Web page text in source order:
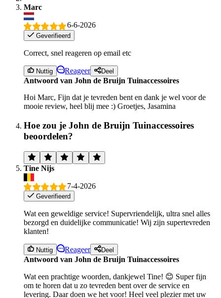
Marc
6-6-2026
Geverifieerd
Correct, snel reageren op email etc
Nuttig Reageer Deel
Antwoord van John de Bruijn Tuinaccessoires
Hoi Marc, Fijn dat je tevreden bent en dank je wel voor de
mooie review, heel blij mee :) Groetjes, Jasamina
Hoe zou je John de Bruijn Tuinaccessoires
beoordelen?
Tine Nijs
7-4-2026
Geverifieerd
Wat een geweldige service! Supervriendelijk, ultra snel alles
bezorgd en duidelijke communicatie! Wij zijn supertevreden
klanten!
Nuttig Reageer Deel
Antwoord van John de Bruijn Tuinaccessoires
Wat een prachtige woorden, dankjewel Tine! 😊 Super fijn
om te horen dat u zo tevreden bent over de service en
levering. Daar doen we het voor! Heel veel plezier met uw